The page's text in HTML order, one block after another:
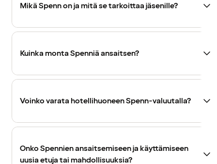
Mikä Spenn on ja mitä se tarkoittaa jäsenille?
Kuinka monta Spenniä ansaitsen?
Voinko varata hotellihuoneen Spenn-valuutalla?
Onko Spennien ansaitsemiseen ja käyttämiseen
uusia etuja tai mahdollisuuksia?